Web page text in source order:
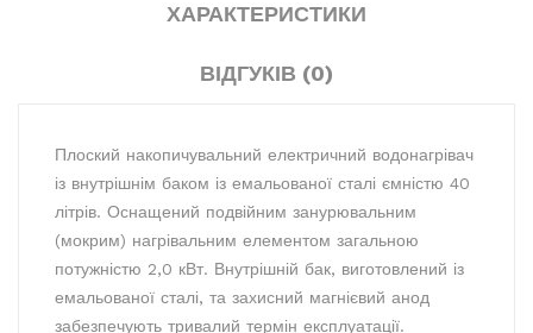
ХАРАКТЕРИСТИКИ
ВІДГУКІВ (0)
Плоский накопичувальний електричний водонагрівач
із внутрішнім баком із емальованої сталі ємністю 40
літрів. Оснащений подвійним занурювальним
(мокрим) нагрівальним елементом загальною
потужністю 2,0 кВт. Внутрішній бак, виготовлений із
емальованої сталі, та захисний магнієвий анод
забезпечують тривалий термін експлуатації.